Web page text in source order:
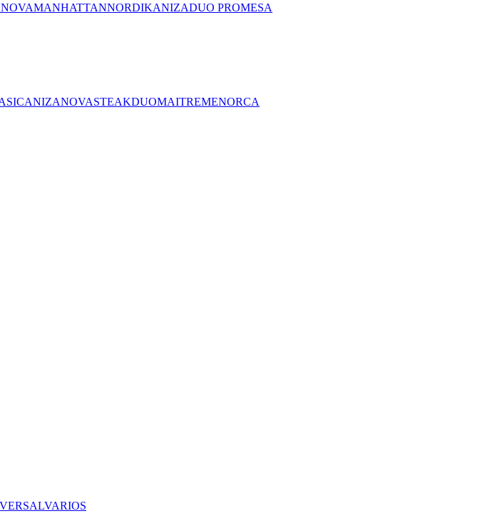
NOVAMANHATTANNORDIKANIZADUO PROMESA
NIZANOVASTEAKDUOMAITREMENORCA
VARIOS